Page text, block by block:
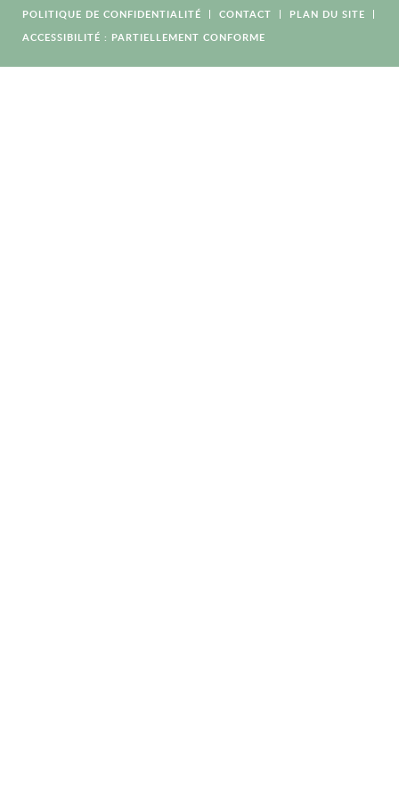
POLITIQUE DE CONFIDENTIALITÉ
CONTACT
PLAN DU SITE
ACCESSIBILITÉ : PARTIELLEMENT CONFORME